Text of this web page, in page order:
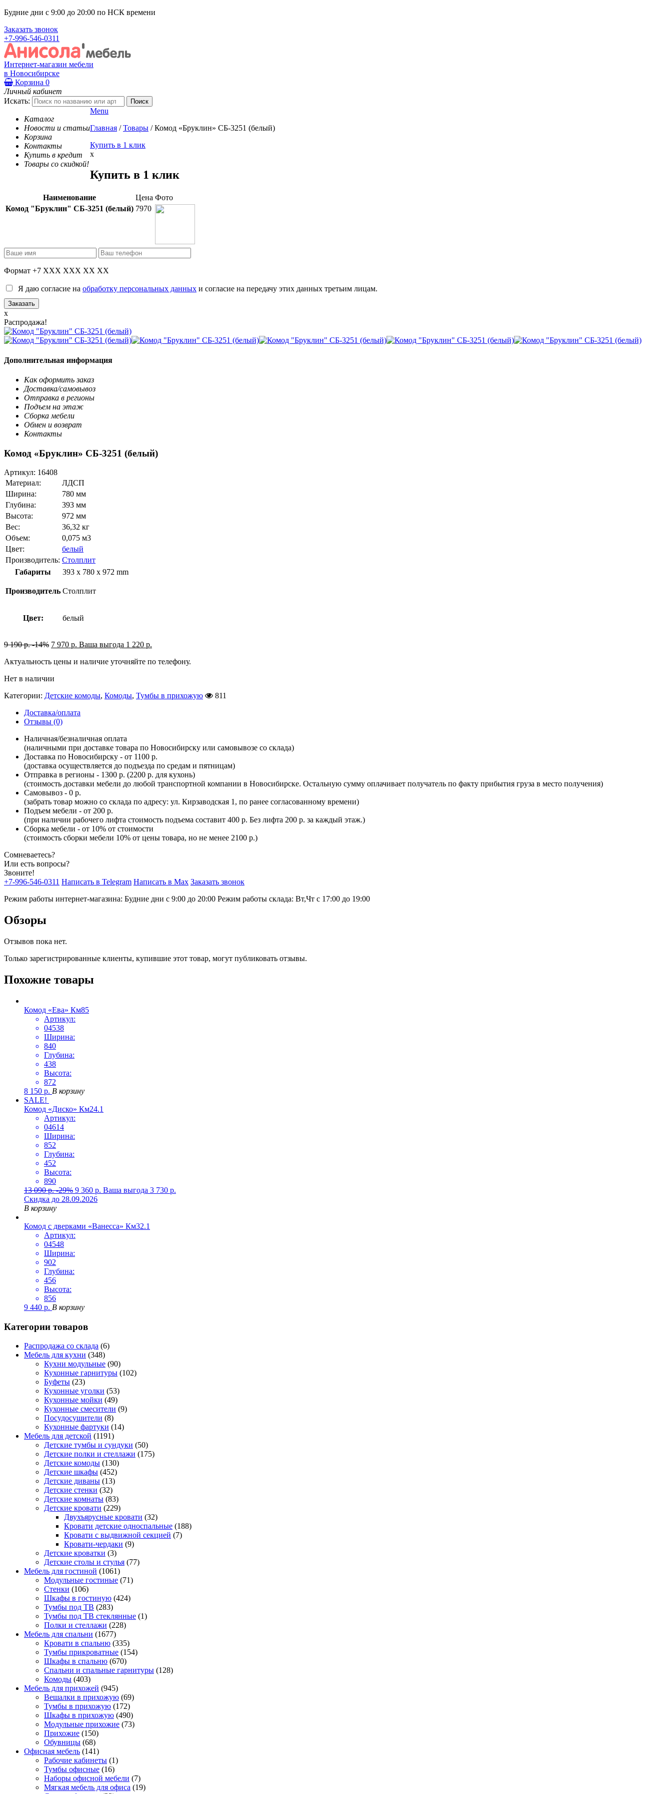
Будние дни с 9:00 до 20:00 по НСК времени
Заказать звонок
+7-996-546-0311
Интернет-магазин мебели
в Новосибирске
Корзина 0
Личный кабинет
Искать:
Каталог
Новости и статьи
Корзина
Контакты
Купить в кредит
Товары со скидкой!
Menu
Главная / Товары / Комод «Бруклин» СБ-3251 (белый)
Купить в 1 клик
x
Купить в 1 клик
Наименование Цена Фото
Комод "Бруклин" СБ-3251 (белый) 7970
Формат +7 XXX XXX XX XX
Я даю согласие на обработку персональных данных и согласие на передачу этих данных третьим лицам.
x
Распродажа!
Дополнительная информация
Как оформить заказ
Доставка/самовывоз
Отправка в регионы
Подъем на этаж
Сборка мебели
Обмен и возврат
Контакты
Комод «Бруклин» СБ-3251 (белый)
Артикул: 16408
Материал:
ЛДСП
Ширина:
780 мм
Глубина:
393 мм
Высота:
972 мм
Вес:
36,32 кг
Объем:
0,075 м3
Цвет:
белый
Производитель: Столплит
Габариты
393 x 780 x 972 mm
Производитель Столплит
Цвет: белый
9 190р. -14% 7 970 р. Ваша выгода 1 220 р.
Актуальность цены и наличие уточняйте по телефону.
Нет в наличии
Категории: Детские комоды, Комоды, Тумбы в прихожую
811
Доставка/оплата
Отзывы (0)
Наличная/безналичная оплата
(наличными при доставке товара по Новосибирску или самовывозе со склада)
Доставка по Новосибирску - от 1100 р.
(доставка осуществляется до подъезда по средам и пятницам)
Отправка в регионы - 1300 р. (2200 р. для кухонь)
(стоимость доставки мебели до любой транспортной компании в Новосибирске. Остальную сумму оплачивает получатель по факту прибытия груза в место получения)
Самовывоз - 0 р.
(забрать товар можно со склада по адресу: ул. Кирзаводская 1, по ранее согласованному времени)
Подъем мебели - от 200 р.
(при наличии рабочего лифта стоимость подъема составит 400 р. Без лифта 200 р. за каждый этаж.)
Сборка мебели - от 10% от стоимости
(стоимость сборки мебели 10% от цены товара, но не менее 2100 р.)
Сомневаетесь?
Или есть вопросы?
Звоните!
+7-996-546-0311 Написать в Telegram Написать в Max Заказать звонок
Режим работы интернет-магазина: Будние дни с 9:00 до 20:00 Режим работы склада: Вт,Чт с 17:00 до 19:00
Обзоры
Отзывов пока нет.
Только зарегистрированные клиенты, купившие этот товар, могут публиковать отзывы.
Похожие товары
Комод «Ева» Км85
Артикул:
04538
Ширина:
840
Глубина:
438
Высота:
872
8 150 р. В корзину
SALE!
Комод «Диско» Км24.1
Артикул:
04614
Ширина:
852
Глубина:
452
Высота:
890
13 090р. -29% 9 360 р. Ваша выгода 3 730 р.
Скидка до 28.09.2026
В корзину
Комод с дверками «Ванесса» Км32.1
Артикул:
04548
Ширина:
902
Глубина:
456
Высота:
856
9 440 р. В корзину
Категории товаров
Распродажа со склада (6)
Мебель для кухни (348)
Кухни модульные (90)
Кухонные гарнитуры (102)
Буфеты (23)
Кухонные уголки (53)
Кухонные мойки (49)
Кухонные смесители (9)
Посудосушители (8)
Кухонные фартуки (14)
Мебель для детской (1191)
Детские тумбы и сундуки (50)
Детские полки и стеллажи (175)
Детские комоды (130)
Детские шкафы (452)
Детские диваны (13)
Детские стенки (32)
Детские комнаты (83)
Детские кровати (229)
Двухъярусные кровати (32)
Кровати детские односпальные (188)
Кровати с выдвижной секцией (7)
Кровати-чердаки (9)
Детские кроватки (3)
Детские столы и стулья (77)
Мебель для гостиной (1061)
Модульные гостиные (71)
Стенки (106)
Шкафы в гостиную (424)
Тумбы под ТВ (283)
Тумбы под ТВ стеклянные (1)
Полки и стеллажи (228)
Мебель для спальни (1677)
Кровати в спальню (335)
Тумбы прикроватные (154)
Шкафы в спальню (670)
Спальни и спальные гарнитуры (128)
Комоды (403)
Мебель для прихожей (945)
Вешалки в прихожую (69)
Тумбы в прихожую (172)
Шкафы в прихожую (490)
Модульные прихожие (73)
Прихожие (150)
Обувницы (68)
Офисная мебель (141)
Рабочие кабинеты (1)
Тумбы офисные (16)
Наборы офисной мебели (7)
Мягкая мебель для офиса (19)